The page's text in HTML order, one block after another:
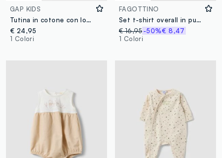
GAP KIDS
Tutina in cotone con logo GAP
€ 24,95
1 Colori
FAGOTTINO
Set t-shirt overall in puro cotone multicolor da neonata
€ 16,95 -50%€ 8,47
1 Colori